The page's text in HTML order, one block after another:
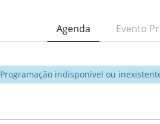
Agenda Evento
Programação indisponível ou